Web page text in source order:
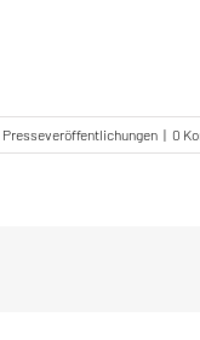
Presseveröffentlichungen | 0